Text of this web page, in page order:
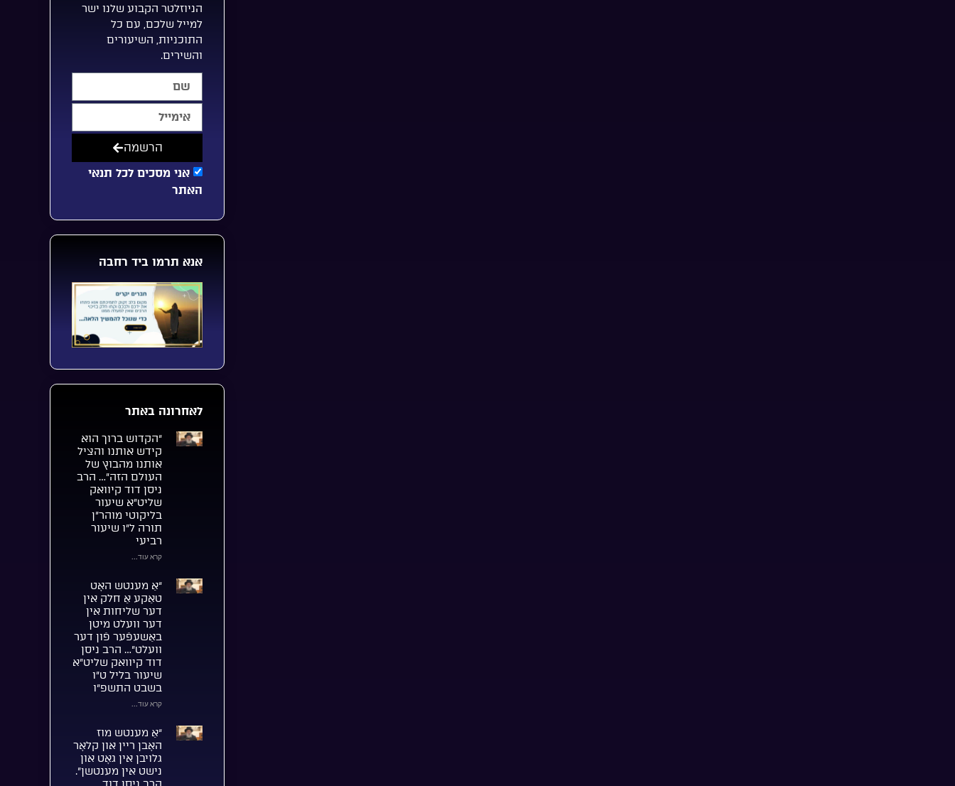
הניוזלטר הקבוע שלנו ישר
למייל שלכם, עם כל
התוכניות, השיעורים
והשירים.
אני מסכים לכל תנאי
האתר
הרשמה
אנא תרמו ביד רחבה
לאחרונה באתר
“הקדוש ברוך הוא
קידש אותנו והציל
אותנו מהבוץ של
העולם הזה”… הרב
ניסן דוד קיוואק
שליט”א שיעור
בליקוטי מוהר”ן
תורה ל”ו שיעור
רביעי
קרא עוד...
“אַ מענטש האָט
טאַקע אַ חלק אין
דער שליחות אין
דער וועלט מיטן
באַשעפֿער פֿון דער
וועלט”… הרב ניסן
דוד קיוואק שליט”א
שיעור בליל ט”ו
בשבט התשפ”ו
קרא עוד...
“אַ מענטש מוז
האָבן ריין און קלאָר
גלויבן אין גאָט און
נישט אין מענטשן”.